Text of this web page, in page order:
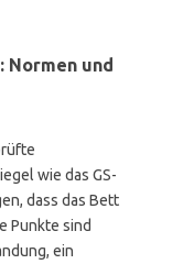
und
wie das GS-
dass das Bett
Punkte sind
ein